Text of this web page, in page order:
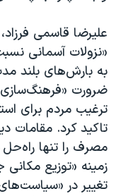
علیرضا قاسمی
ضرورت «فرهنگ‌سازی
ترغیب مردم برای
تاکید کرد. مقامات
مصرف را تنها
زمینه «توزیع
تغییر در